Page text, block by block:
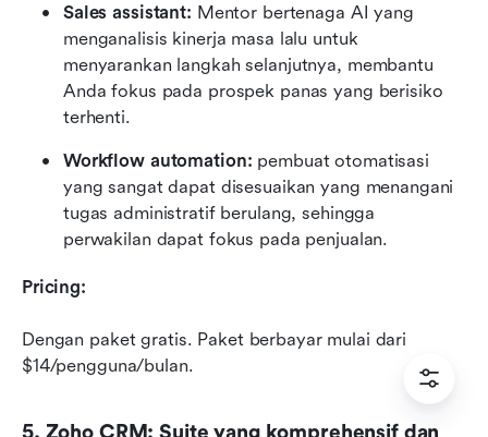
Sales assistant: Mentor bertenaga AI yang
menganalisis kinerja masa lalu untuk
menyarankan langkah selanjutnya, membantu
Anda fokus pada prospek panas yang berisiko
terhenti.
Workflow automation: pembuat otomatisasi
yang sangat dapat disesuaikan yang menangani
tugas administratif berulang, sehingga
perwakilan dapat fokus pada penjualan.
Pricing:
Dengan paket gratis. Paket berbayar mulai dari
$14/pengguna/bulan.